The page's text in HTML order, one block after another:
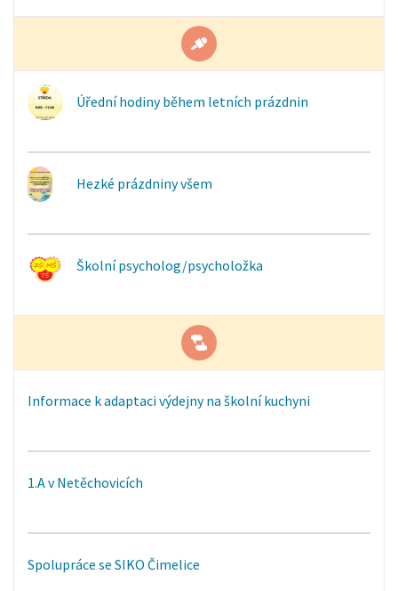
Úřední hodiny během letních prázdnin
Hezké prázdniny všem
Školní psycholog/psycholožka
Informace k adaptaci výdejny na školní kuchyni
1.A v Netěchovicích
Spolupráce se SIKO Čimelice